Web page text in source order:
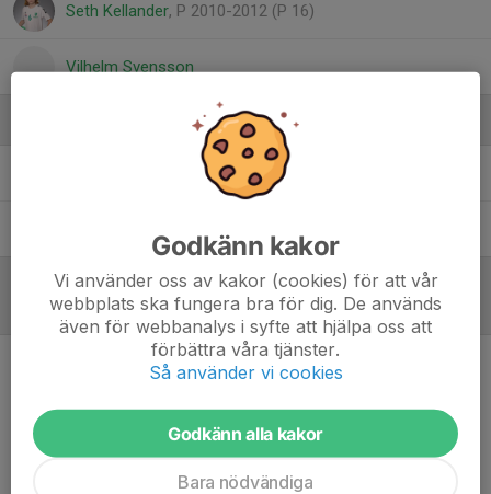
Seth Kellander, P 2010-2012 (P 16)
Vilhelm Svensson
Tränare
Referat
Inget referat skrivet
Godkänn kakor
Vi använder oss av kakor (cookies) för att vår
webbplats ska fungera bra för dig. De används
även för webbanalys i syfte att hjälpa oss att
förbättra våra tjänster.
Så använder vi cookies
Godkänn alla kakor
Bara nödvändiga